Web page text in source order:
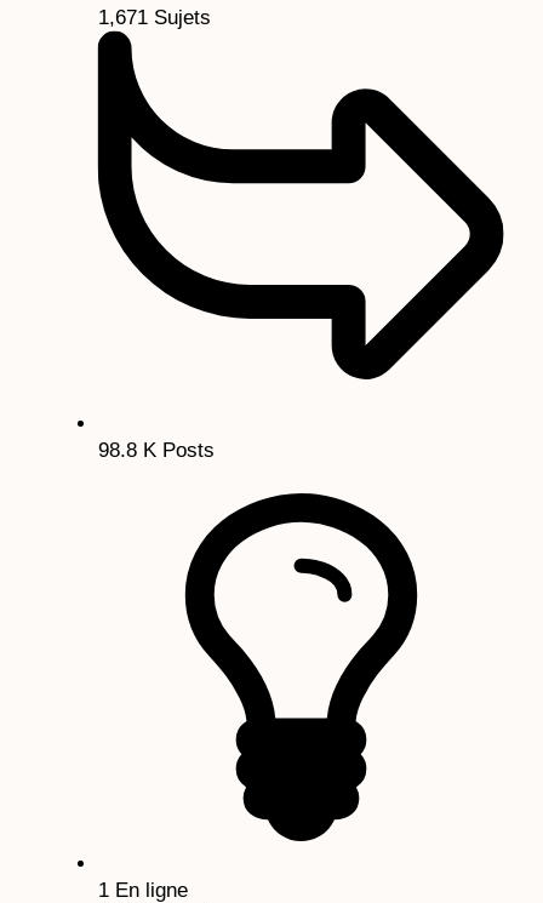
1,671 Sujets
98.8 K Posts
1 En ligne